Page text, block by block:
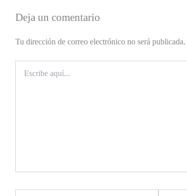
Deja un comentario
Tu dirección de correo electrónico no será publicada.
aquí...